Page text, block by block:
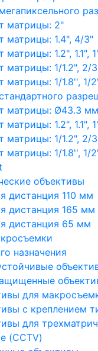
матрицы: 2"
матрицы: 1.4", 4/3"
матрицы: 1.2", 1.1",
матрицы: 1/1.2", 2/
матрицы: 1/1.8'', 1/
матрицы: Ø43.3
матрицы: 1.2", 1.1",
матрицы: 1/1.2", 2/
матрицы: 1/1.8'', 1/
объективы
дистанция 110 мм
дистанция 165 мм
дистанция 65 мм
назначения
для
с креплением
для
(CCTV)